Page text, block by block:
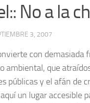
No a la
3, 2007
con demasiada
ambiental, que
públicas y el afán de
un lugar accesible